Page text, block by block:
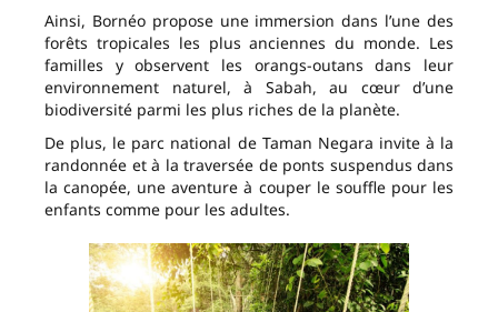
Ainsi, Bornéo propose une immersion dans l’une des
forêts tropicales les plus anciennes du monde. Les
familles y observent les orangs-outans dans leur
environnement naturel, à Sabah, au cœur d’une
biodiversité parmi les plus riches de la planète.
De plus, le parc national de Taman Negara invite à la
randonnée et à la traversée de ponts suspendus dans
la canopée, une aventure à couper le souffle pour les
enfants comme pour les adultes.